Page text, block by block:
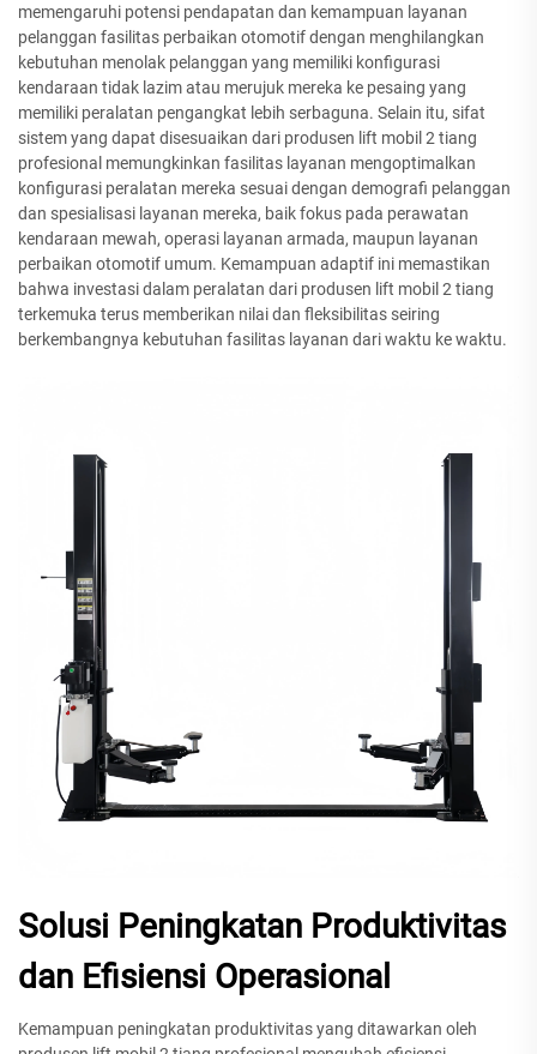
memengaruhi potensi pendapatan dan kemampuan layanan
pelanggan fasilitas perbaikan otomotif dengan menghilangkan
kebutuhan menolak pelanggan yang memiliki konfigurasi
kendaraan tidak lazim atau merujuk mereka ke pesaing yang
memiliki peralatan pengangkat lebih serbaguna. Selain itu, sifat
sistem yang dapat disesuaikan dari produsen lift mobil 2 tiang
profesional memungkinkan fasilitas layanan mengoptimalkan
konfigurasi peralatan mereka sesuai dengan demografi pelanggan
dan spesialisasi layanan mereka, baik fokus pada perawatan
kendaraan mewah, operasi layanan armada, maupun layanan
perbaikan otomotif umum. Kemampuan adaptif ini memastikan
bahwa investasi dalam peralatan dari produsen lift mobil 2 tiang
terkemuka terus memberikan nilai dan fleksibilitas seiring
berkembangnya kebutuhan fasilitas layanan dari waktu ke waktu.
Solusi Peningkatan Produktivitas
dan Efisiensi Operasional
Kemampuan peningkatan produktivitas yang ditawarkan oleh